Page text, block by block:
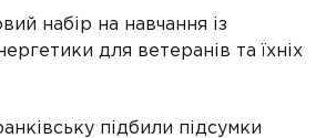
набір на навчання із
для ветеранів та їхніх
підбили підсумки